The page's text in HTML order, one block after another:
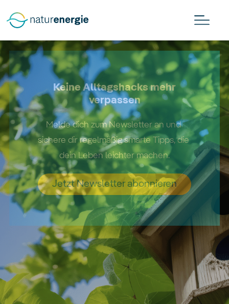
Keine Alltagshacks mehr
verpassen
Melde dich zum Newsletter an und
sichere dir regelmäßig smarte Tipps, die
dein Leben leichter machen.
Jetzt Newsletter abonnieren